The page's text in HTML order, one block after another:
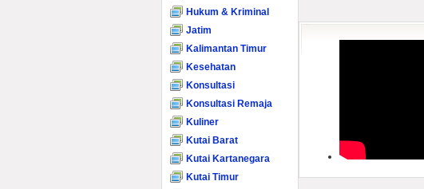
Hukum & Kriminal
Jatim
Kalimantan Timur
Kesehatan
Konsultasi
Konsultasi Remaja
Kuliner
Kutai Barat
Kutai Kartanegara
Kutai Timur